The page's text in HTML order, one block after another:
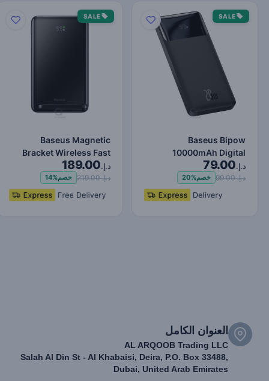
SALE
Baseus Bipow
10000mAh Digital
Display Power Bank,
20W Fast Charg…
د.إ.79.00
د.إ. 99.00 خصم20%
SALE
Baseus Magnetic
Bracket Wireless Fast
Charge Power Bank
10000mAh…
د.إ.189.00
د.إ. 219.00 خصم14%
العنوان الكامل
AL ARQOOB Trading LLC
Salah Al Din St - Al Khabaisi, Deira, P.O. Box 33488,
Dubai, United Arab Emirates